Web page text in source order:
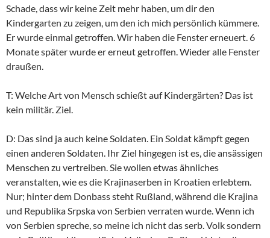
Schade, dass wir keine Zeit mehr haben, um dir den
Kindergarten zu zeigen, um den ich mich persönlich kümmere.
Er wurde einmal getroffen. Wir haben die Fenster erneuert. 6
Monate später wurde er erneut getroffen. Wieder alle Fenster
draußen.
T: Welche Art von Mensch schießt auf Kindergärten? Das ist
kein militär. Ziel.
D: Das sind ja auch keine Soldaten. Ein Soldat kämpft gegen
einen anderen Soldaten. Ihr Ziel hingegen ist es, die ansässigen
Menschen zu vertreiben. Sie wollen etwas ähnliches
veranstalten, wie es die Krajinaserben in Kroatien erlebtem.
Nur; hinter dem Donbass steht Rußland, während die Krajina
und Republika Srpska von Serbien verraten wurde. Wenn ich
von Serbien spreche, so meine ich nicht das serb. Volk sondern